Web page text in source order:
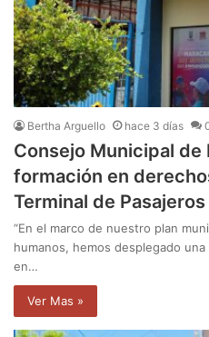
Bertha Arguello hace 3 días
Consejo Municipal
formación en
Terminal de
“En el marco de nuestro plan
humanos, hemos desplegado
en…
Ver Mas »